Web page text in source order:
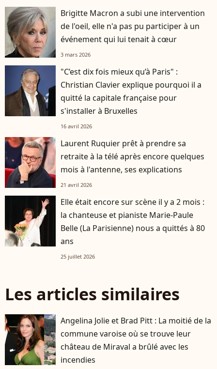
Brigitte Macron a subi une intervention
de l'oeil, elle n'a pas pu participer à un
événement qui lui tenait à cœur
3 mars 2026
"C’est dix fois mieux qu’à Paris" :
Christian Clavier explique pourquoi il a
quitté la capitale française pour
s'installer à Bruxelles
16 avril 2026
Laurent Ruquier prêt à prendre sa
retraite à la télé après encore quelques
mois à l'antenne, ses explications
21 avril 2026
Elle était encore sur scène il y a 2 mois :
la chanteuse et pianiste Marie-Paule
Belle (La Parisienne) nous a quittés à 80
ans
25 juillet 2026
Les articles similaires
Angelina Jolie et Brad Pitt : La moitié de la
commune varoise où se trouve leur
château de Miraval a brûlé avec les
incendies